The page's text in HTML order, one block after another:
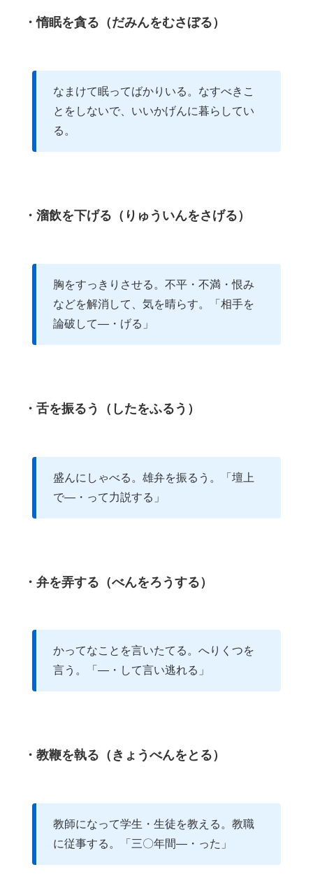
・惰眠を貪る（だみんをむさぼる）
なまけて眠ってばかりいる。なすべきこ
とをしないで、いいかげんに暮らしてい
る。
・溜飲を下げる（りゅういんをさげる）
胸をすっきりさせる。不平・不満・恨み
などを解消して、気を晴らす。「相手を
論破して―・げる」
・舌を振るう（したをふるう）
盛んにしゃべる。雄弁を振るう。「壇上
で―・って力説する」
・弁を弄する（べんをろうする）
かってなことを言いたてる。へりくつを
言う。「―・して言い逃れる」
・教鞭を執る（きょうべんをとる）
教師になって学生・生徒を教える。教職
に従事する。「三〇年間―・った」